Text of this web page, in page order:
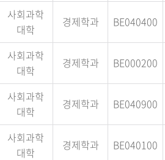
사회과학
대학
경제학과 BE040400
사회과학
대학
경제학과 BE000200
사회과학
대학
경제학과 BE040900
사회과학
대학
경제학과 BE040100